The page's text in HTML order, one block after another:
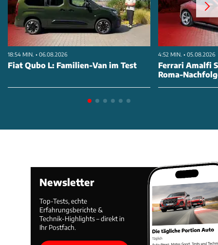
18:54 MIN. • 06.08.2026
Fiat Qubo L: Familien-Van im Test
4:52 MIN. • 05.08.2026
Ferrari Amalfi
Roma-
Newsletter
Top-Tests, echte
Erfahrungsberichte &
Technik-Highlights – direkt in
Ihr Postfach.